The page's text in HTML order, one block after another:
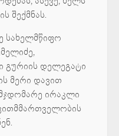
შექმნას.
სახელმწიფო
გურიის დელეგატი
მერი დავით
ირაკლი